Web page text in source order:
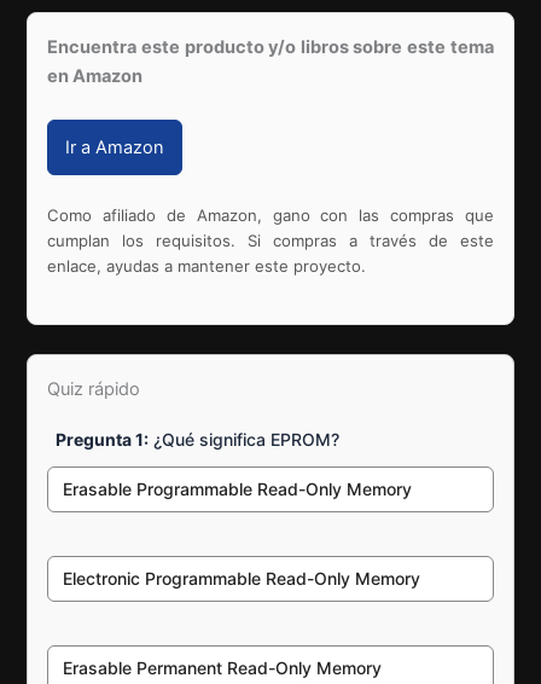
Encuentra este producto y/o libros sobre este tema
en Amazon
Ir a Amazon
Como afiliado de Amazon, gano con las compras que
cumplan los requisitos. Si compras a través de este
enlace, ayudas a mantener este proyecto.
Quiz rápido
Pregunta 1: ¿Qué significa EPROM?
Erasable Programmable Read-Only Memory
Electronic Programmable Read-Only Memory
Erasable Permanent Read-Only Memory